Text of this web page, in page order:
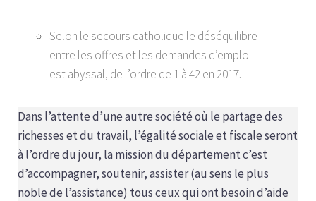
Selon le secours catholique le déséquilibre
entre les offres et les demandes d’emploi
est abyssal, de l’ordre de 1 à 42 en 2017.
Dans l’attente d’une autre société où le partage des
richesses et du travail, l’égalité sociale et fiscale seront
à l’ordre du jour, la mission du département c’est
d’accompagner, soutenir, assister (au sens le plus
noble de l’assistance) tous ceux qui ont besoin d’aide